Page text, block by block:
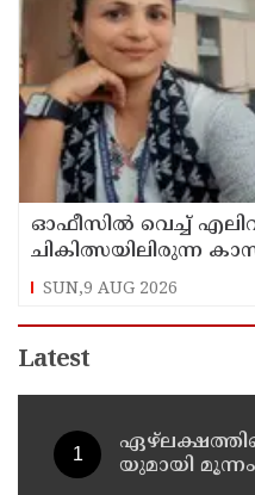
ഓഫീസില്‍ വെച്ച്
ചികിത്സയിലിരുന്ന
സീനിയര്‍ ക്ലര്‍ക്ക് മരിച്ചു
SUN,9 AUG 2026
Latest
യുമായി